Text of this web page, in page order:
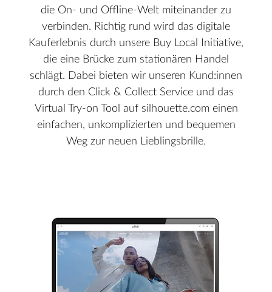
die On- und Offline-Welt miteinander zu
verbinden. Richtig rund wird das digitale
Kauferlebnis durch unsere Buy Local Initiative,
die eine Brücke zum stationären Handel
schlägt. Dabei bieten wir unseren Kund:innen
durch den Click & Collect Service und das
Virtual Try-on Tool auf silhouette.com einen
einfachen, unkomplizierten und bequemen
Weg zur neuen Lieblingsbrille.